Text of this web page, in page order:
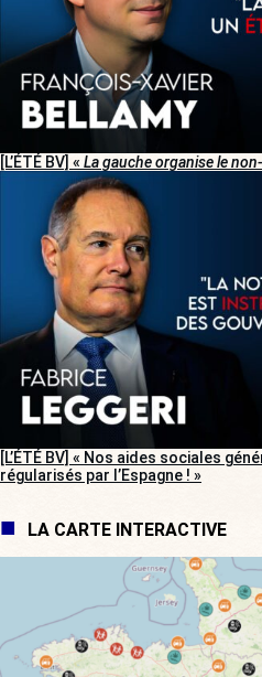
[L’ÉTÉ BV] « La gauche organise le
[L’ÉTÉ BV] « Nos aides sociales
régularisés par l’Espagne ! »
LA CARTE INTERACTIVE